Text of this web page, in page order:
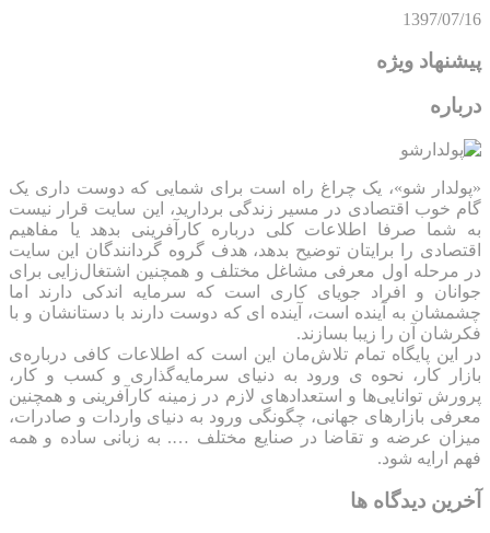
1397/07/16
پیشنهاد ویژه
درباره
«پولدار شو»، یک چراغ راه است برای شمایی که دوست داری یک
گام خوب اقتصادی در مسیر زندگی بردارید، این سایت قرار نیست
به شما صرفا اطلاعات کلی درباره کارآفرینی بدهد یا مفاهیم
اقتصادی را برایتان توضیح بدهد، هدف گروه گردانندگان این سایت
در مرحله اول معرفی مشاغل مختلف و همچنین اشتغال‌زایی برای
جوانان و افراد جویای کاری است که سرمایه اندکی دارند اما
چشمشان به آینده است، آینده ای که دوست دارند با دستانشان و با
فکرشان آن را زیبا بسازند.
در این پایگاه تمام تلاش‌مان این است که ‌اطلاعات کافی درباره‌ی
بازار کار، نحوه ی ورود به دنیای سرمایه‌گذاری و کسب و کار،
پرورش توانایی‌ها و استعدادهای لازم در زمینه کارآفرینی و همچنین
معرفی بازارهای جهانی، چگونگی ورود به دنیای واردات و صادرات،
میزان عرضه و تقاضا در صنایع مختلف …. به زبانی ساده و همه
فهم ارایه شود.
آخرین دیدگاه ها